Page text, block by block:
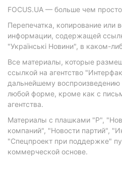
FOCUS.UA — больше чем
Перепечатка, копирование или
информации, содержащей
"Українські Новини", в каком-
Все материалы, которые
ссылкой на агентство
дальнейшему
любой форме, кроме как с
агентства.
Материалы с плашками "Р",
компаний", "Новости партий",
"Спецпроект при поддержке"
коммерческой основе.